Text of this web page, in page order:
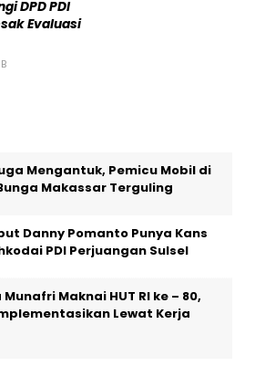
DPD PDI
Evaluasi
Mengantuk, Pemicu Mobil di
Makassar Terguling
Danny Pomanto Punya Kans
PDI Perjuangan Sulsel
Maknai HUT RI ke – 80,
Lewat Kerja